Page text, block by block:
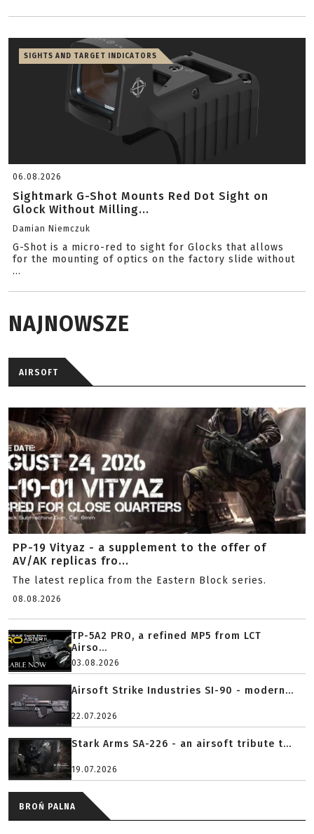
SIGHTS AND TARGET INDICATORS
06.08.2026
Sightmark G-Shot Mounts Red Dot Sight on
Glock Without Milling...
Damian Niemczuk
G-Shot is a micro-red to sight for Glocks that allows
for the mounting of optics on the factory slide without
...
NAJNOWSZE
AIRSOFT
PP-19 Vityaz - a supplement to the offer of
AV/AK replicas fro...
The latest replica from the Eastern Block series.
08.08.2026
TP-5A2 PRO, a refined MP5 from LCT
Airso...
03.08.2026
Airsoft Strike Industries SI-90 - modern...
22.07.2026
Stark Arms SA-226 - an airsoft tribute t...
19.07.2026
BROŃ PALNA